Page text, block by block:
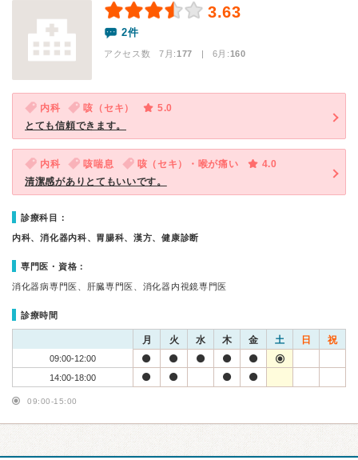
3.63
2件
アクセス数 7月:177 | 6月:160
内科 咳（セキ）
5.0
とても信頼できます。
内科 咳喘息 咳（セキ）・喉が痛い
4.0
清潔感がありとてもいいです。
診療科目：
内科、消化器内科、胃腸科、漢方、健康診断
専門医・資格：
消化器病専門医、肝臓専門医、消化器内視鏡専門医
診療時間
月 火 水 木 金 土 日 祝
09:00-12:00
14:00-18:00
09:00-15:00